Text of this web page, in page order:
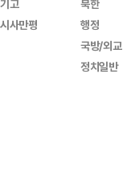
기고
시사만평
북한
행정
국방/외교
정치일반